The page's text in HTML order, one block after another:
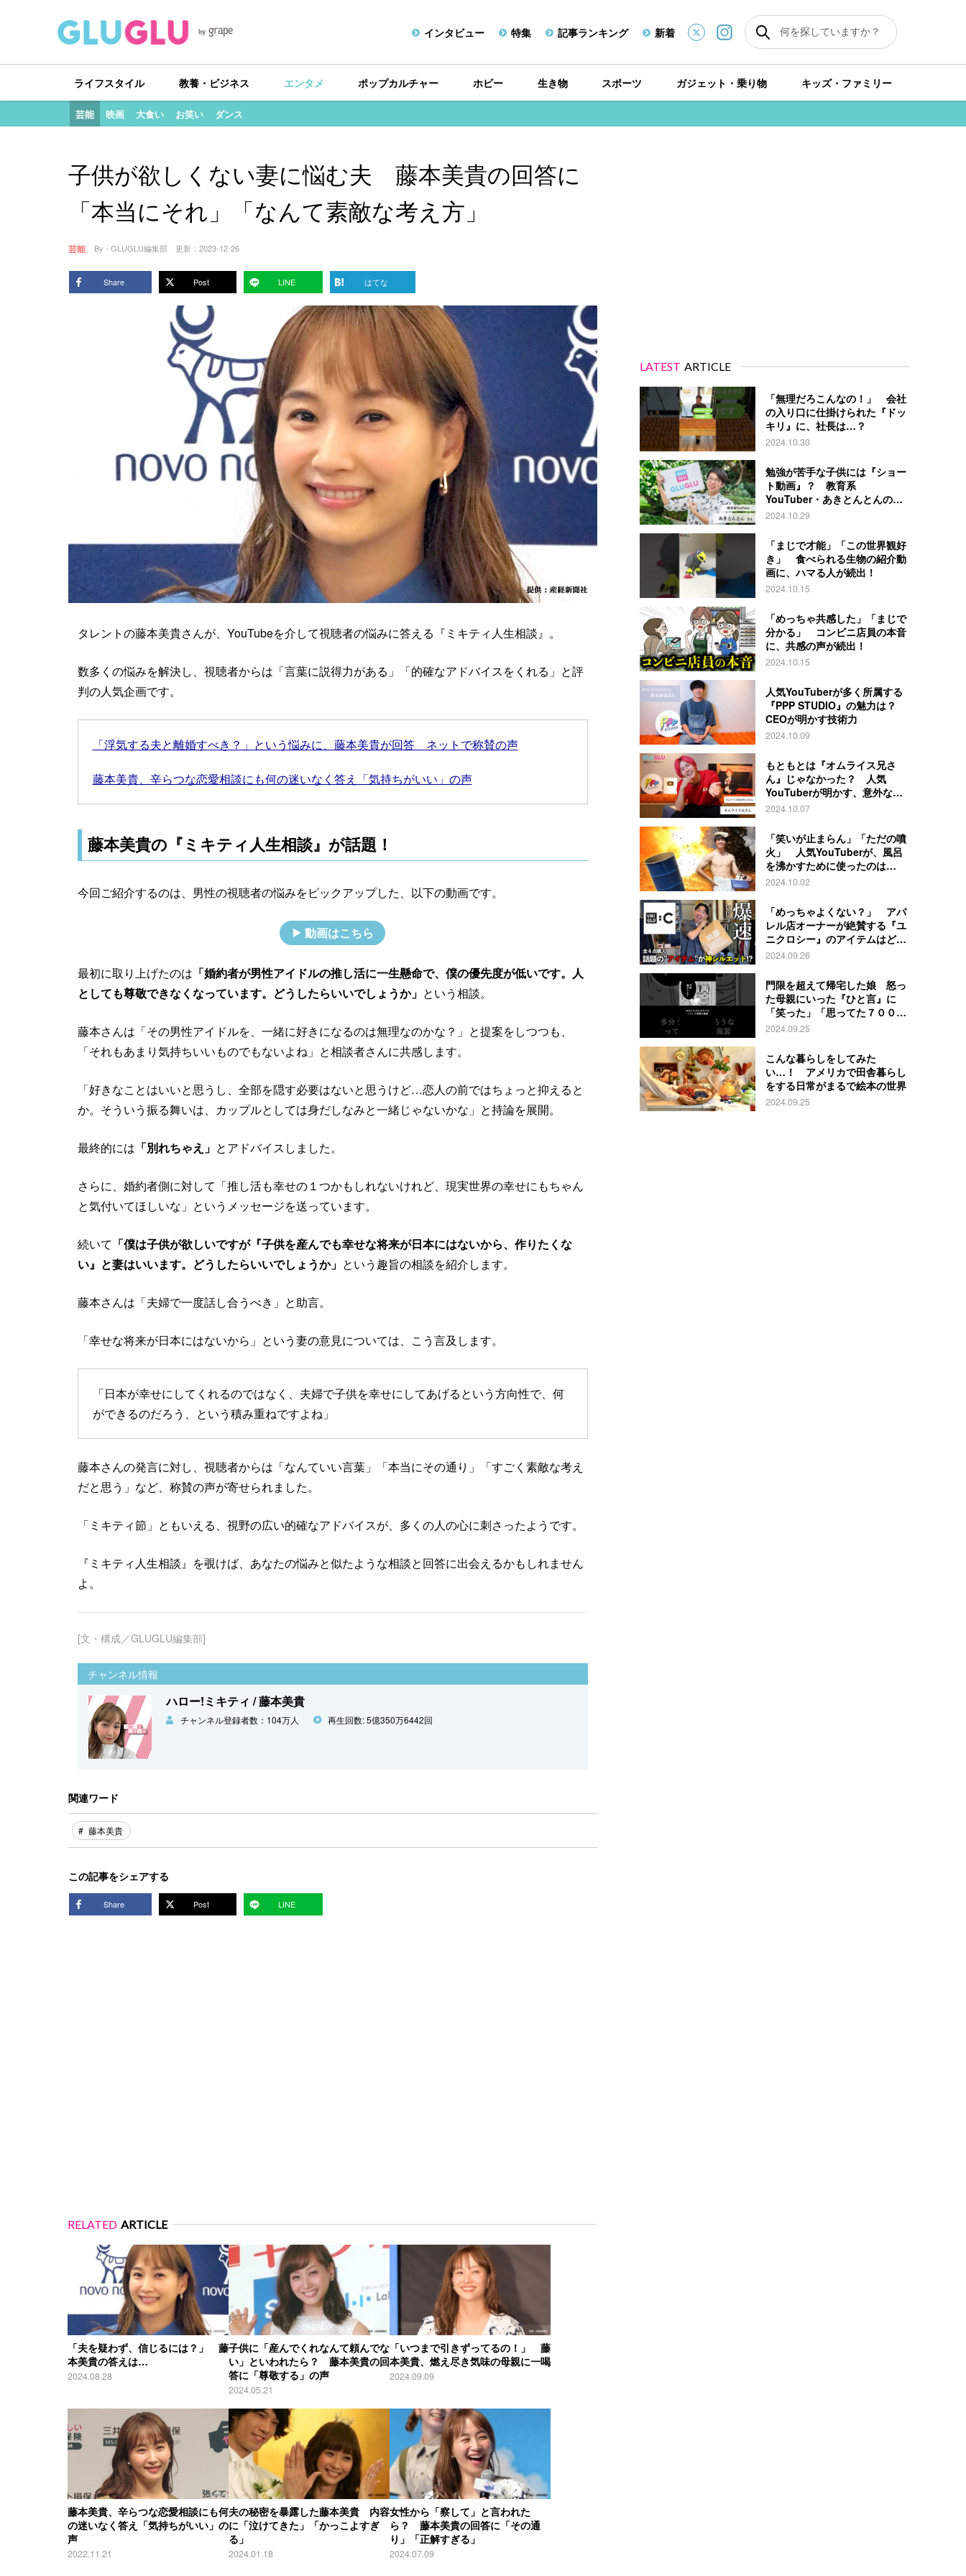
インタビュー 特集 記事ランキング 新着
ライフスタイル 教養・ビジネス エンタメ
芸能 映画 大食い お笑い ダンス
ポップカルチャー ホビー 生き物 スポーツ ガジェット・乗り物 キッズ・ファミリー
子供が欲しくない妻に悩む夫 藤本美貴の回答に
「本当にそれ」「なんて素敵な考え方」
芸能 By - GLUGLU編集部 更新： 2023-12-26
Share Post LINE はてな
タレントの藤本美貴さんが、YouTubeを介して視聴者の悩みに答える『ミキティ人生相談』。
数多くの悩みを解決し、視聴者からは「言葉に説得力がある」「的確なアドバイスをくれる」と評
判の人気企画です。
「浮気する夫と離婚すべき？」という悩みに、藤本美貴が回答 ネットで称賛の声
藤本美貴、辛らつな恋愛相談にも何の迷いなく答え「気持ちがいい」の声
藤本美貴の『ミキティ人生相談』が話題！
今回ご紹介するのは、男性の視聴者の悩みをピックアップした、以下の動画です。
動画はこちら
最初に取り上げたのは 「婚約者が男性アイドルの推し活に一生懸命で、僕の優先度が低いです。人
としても尊敬できなくなっています。どうしたらいいでしょうか」 という相談。
藤本さんは「その男性アイドルを、一緒に好きになるのは無理なのかな？」と提案をしつつも、
「それもあまり気持ちいいものでもないよね」と相談者さんに共感します。
「好きなことはいいと思うし、全部を隠す必要はないと思うけど…恋人の前ではちょっと抑えると
か。そういう振る舞いは、カップルとしては身だしなみと一緒じゃないかな」と持論を展開。
最終的には 「別れちゃえ」 とアドバイスしました。
さらに、婚約者側に対して「推し活も幸せの１つかもしれないけれど、現実世界の幸せにもちゃん
と気付いてほしいな」というメッセージを送っています。
続いて 「僕は子供が欲しいですが『子供を産んでも幸せな将来が日本にはないから、作りたくな
い』と妻はいいます。どうしたらいいでしょうか」 という趣旨の相談を紹介します。
藤本さんは「夫婦で一度話し合うべき」と助言。
「幸せな将来が日本にはないから」という妻の意見については、こう言及します。
「日本が幸せにしてくれるのではなく、夫婦で子供を幸せにしてあげるという方向性で、何
ができるのだろう、という積み重ねですよね」
藤本さんの発言に対し、視聴者からは「なんていい言葉」「本当にその通り」「すごく素敵な考え
だと思う」など、称賛の声が寄せられました。
「ミキティ節」ともいえる、視野の広い的確なアドバイスが、多くの人の心に刺さったようです。
『ミキティ人生相談』を覗けば、あなたの悩みと似たような相談と回答に出会えるかもしれません
よ。
[文・構成／GLUGLU編集部]
チャンネル情報
ハロー!ミキティ / 藤本美貴
チャンネル登録者数：104万人 再生回数: 5億350万6442回
関連ワード
藤本美貴
この記事をシェアする
Share Post LINE
RELATED ARTICLE
「夫を疑わず、信じるには？」 藤
本美貴の答えは…
2024.08.28
子供に「産んでくれなんて頼んでな
い」といわれたら？ 藤本美貴の回
答に「尊敬する」の声
2024.05.21
「いつまで引きずってるの！」 藤
本美貴、燃え尽き気味の母親に一喝
2024.09.09
藤本美貴、辛らつな恋愛相談にも何
の迷いなく答え「気持ちがいい」の
声
2022.11.21
夫の秘密を暴露した藤本美貴 内容
に「泣けてきた」「かっこよすぎ
る」
2024.01.18
女性から「察して」と言われた
ら？ 藤本美貴の回答に「その通
り」「正解すぎる」
2024.07.09
LATEST ARTICLE
「無理だろこんなの！」 会社
の入り口に仕掛けられた『ドッ
キリ』に、社長は…？
2024.10.30
勉強が苦手な子供には『ショー
ト動画』？ 教育系
YouTuber・あきとんとんの戦
略とは
2024.10.29
「まじで才能」「この世界観好
き」 食べられる生物の紹介動
画に、ハマる人が続出！
2024.10.15
「めっちゃ共感した」「まじで
分かる」 コンビニ店員の本音
に、共感の声が続出！
2024.10.15
人気YouTuberが多く所属する
『PPP STUDIO』の魅力は？
CEOが明かす技術力
2024.10.09
もともとは『オムライス兄さ
ん』じゃなかった？ 人気
YouTuberが明かす、意外な過
去とは
2024.10.07
「笑いが止まらん」「ただの噴
火」 人気YouTuberが、風呂
を沸かすために使ったのは…
2024.10.02
「めっちゃよくない？」 アパ
レル店オーナーが絶賛する『ユ
ニクロシー』のアイテムはど
れ？
2024.09.26
門限を超えて帰宅した娘 怒っ
た母親にいった『ひと言』に
「笑った」「思ってた７００倍
特殊」
2024.09.25
こんな暮らしをしてみた
い…！ アメリカで田舎暮らし
をする日常がまるで絵本の世界
2024.09.25